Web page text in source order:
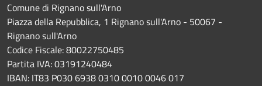
Comune di Rignano sull'Arno
Piazza della Repubblica, 1 Rignano sull'Arno - 50067 -
Rignano sull'Arno
Codice Fiscale: 80022750485
Partita IVA: 03191240484
IBAN: IT83 P030 6938 0310 0010 0046 017